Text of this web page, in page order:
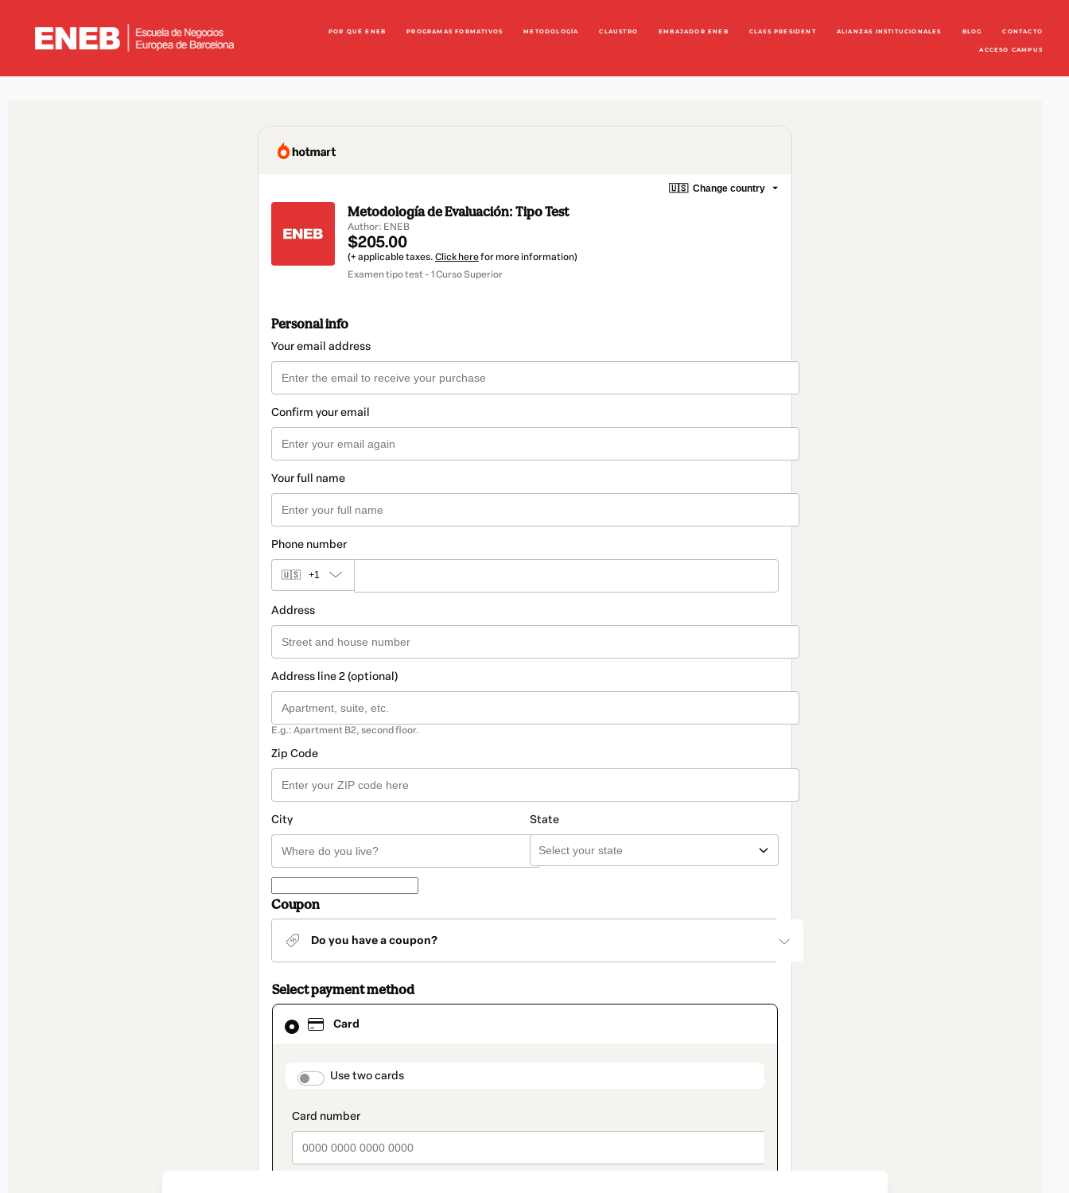
POR QUÉ ENEB PROGRAMAS FORMATIVOS METODOLOGÍA CLAUSTRO EMBAJADOR ENEB CLASS PRESIDENT ALIANZAS INSTITUCIONALES BLOG CONTACTO
ACCESO CAMPUS